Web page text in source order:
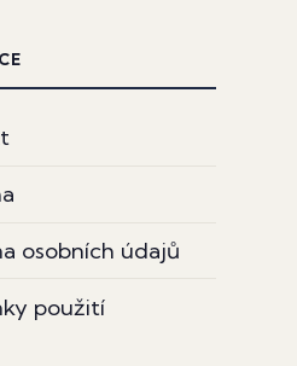
osobních údajů
použití